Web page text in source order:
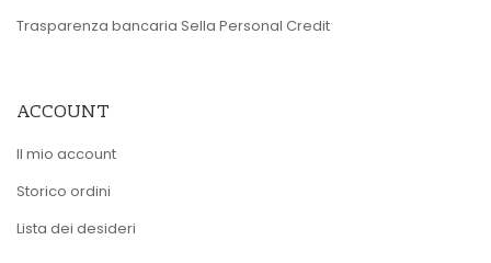
Trasparenza bancaria Sella Personal Credit
ACCOUNT
Il mio account
Storico ordini
Lista dei desideri